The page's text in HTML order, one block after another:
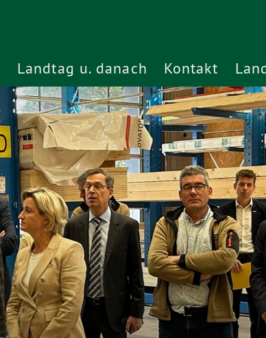
Landtag u. danach Kontakt